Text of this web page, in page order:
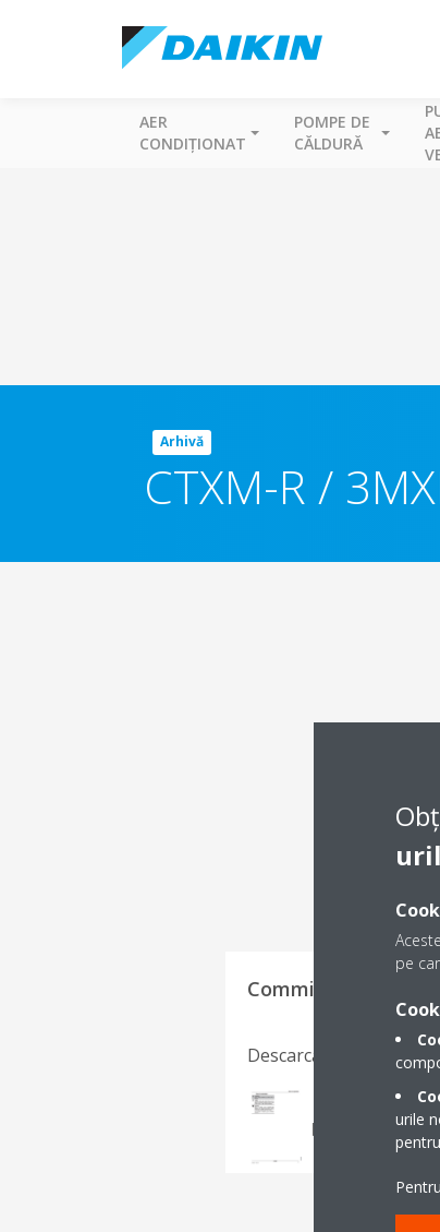
AER
CONDIȚIONAT
POMPE DE
CĂLDURĂ
Arhivă
CTXM-R /
Commissioning
Descarcă limba
PDF | 742.13KB
pe
urile